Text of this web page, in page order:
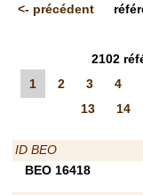
<- précédent
2102
1
2 3 4
13
14
ID BEO
BEO 16418